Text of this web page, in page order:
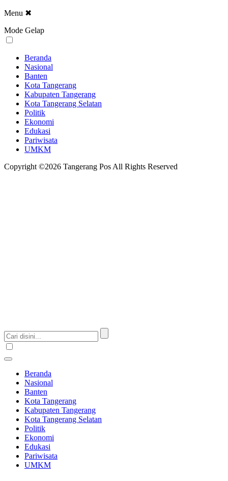
Menu ✖
Mode Gelap
Beranda
Nasional
Banten
Kota Tangerang
Kabupaten Tangerang
Kota Tangerang Selatan
Politik
Ekonomi
Edukasi
Pariwisata
UMKM
Copyright ©2026 Tangerang Pos All Rights Reserved
Beranda
Nasional
Banten
Kota Tangerang
Kabupaten Tangerang
Kota Tangerang Selatan
Politik
Ekonomi
Edukasi
Pariwisata
UMKM